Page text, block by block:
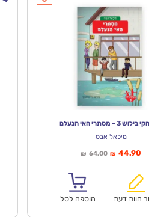
3 – מסתרי האי הנעלם
מיכאל אבס
₪ 64.00המחיר
₪64.00.
₪ 44.90
חוות דעת
הוספה לסל